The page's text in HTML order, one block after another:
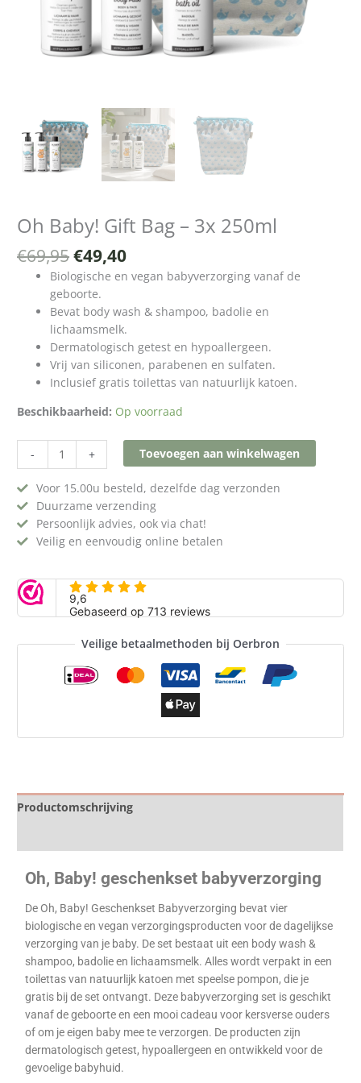
Oh Baby! Gift Bag – 3x 250ml
€69,95€49,40
Biologische en vegan babyverzorging vanaf de
geboorte.
Bevat body wash & shampoo, badolie en
lichaamsmelk.
Dermatologisch getest en hypoallergeen.
Vrij van siliconen, parabenen en sulfaten.
Inclusief gratis toilettas van natuurlijk katoen.
Beschikbaarheid: Op voorraad
- + Toevoegen aan winkelwagen
Voor 15.00u besteld, dezelfde dag verzonden
Duurzame verzending
Persoonlijk advies, ook via chat!
Veilig en eenvoudig online betalen
Veilige betaalmethoden bij Oerbron
Productomschrijving
Oh, Baby! geschenkset babyverzorging
De Oh, Baby! Geschenkset Babyverzorging bevat vier
biologische en vegan verzorgingsproducten voor de dagelijkse
verzorging van je baby. De set bestaat uit een body wash &
shampoo, badolie en lichaamsmelk. Alles wordt verpakt in een
toilettas van natuurlijk katoen met speelse pompon, die je
gratis bij de set ontvangt. Deze babyverzorging set is geschikt
vanaf de geboorte en een mooi cadeau voor kersverse ouders
of om je eigen baby mee te verzorgen. De producten zijn
dermatologisch getest, hypoallergeen en ontwikkeld voor de
gevoelige babyhuid.